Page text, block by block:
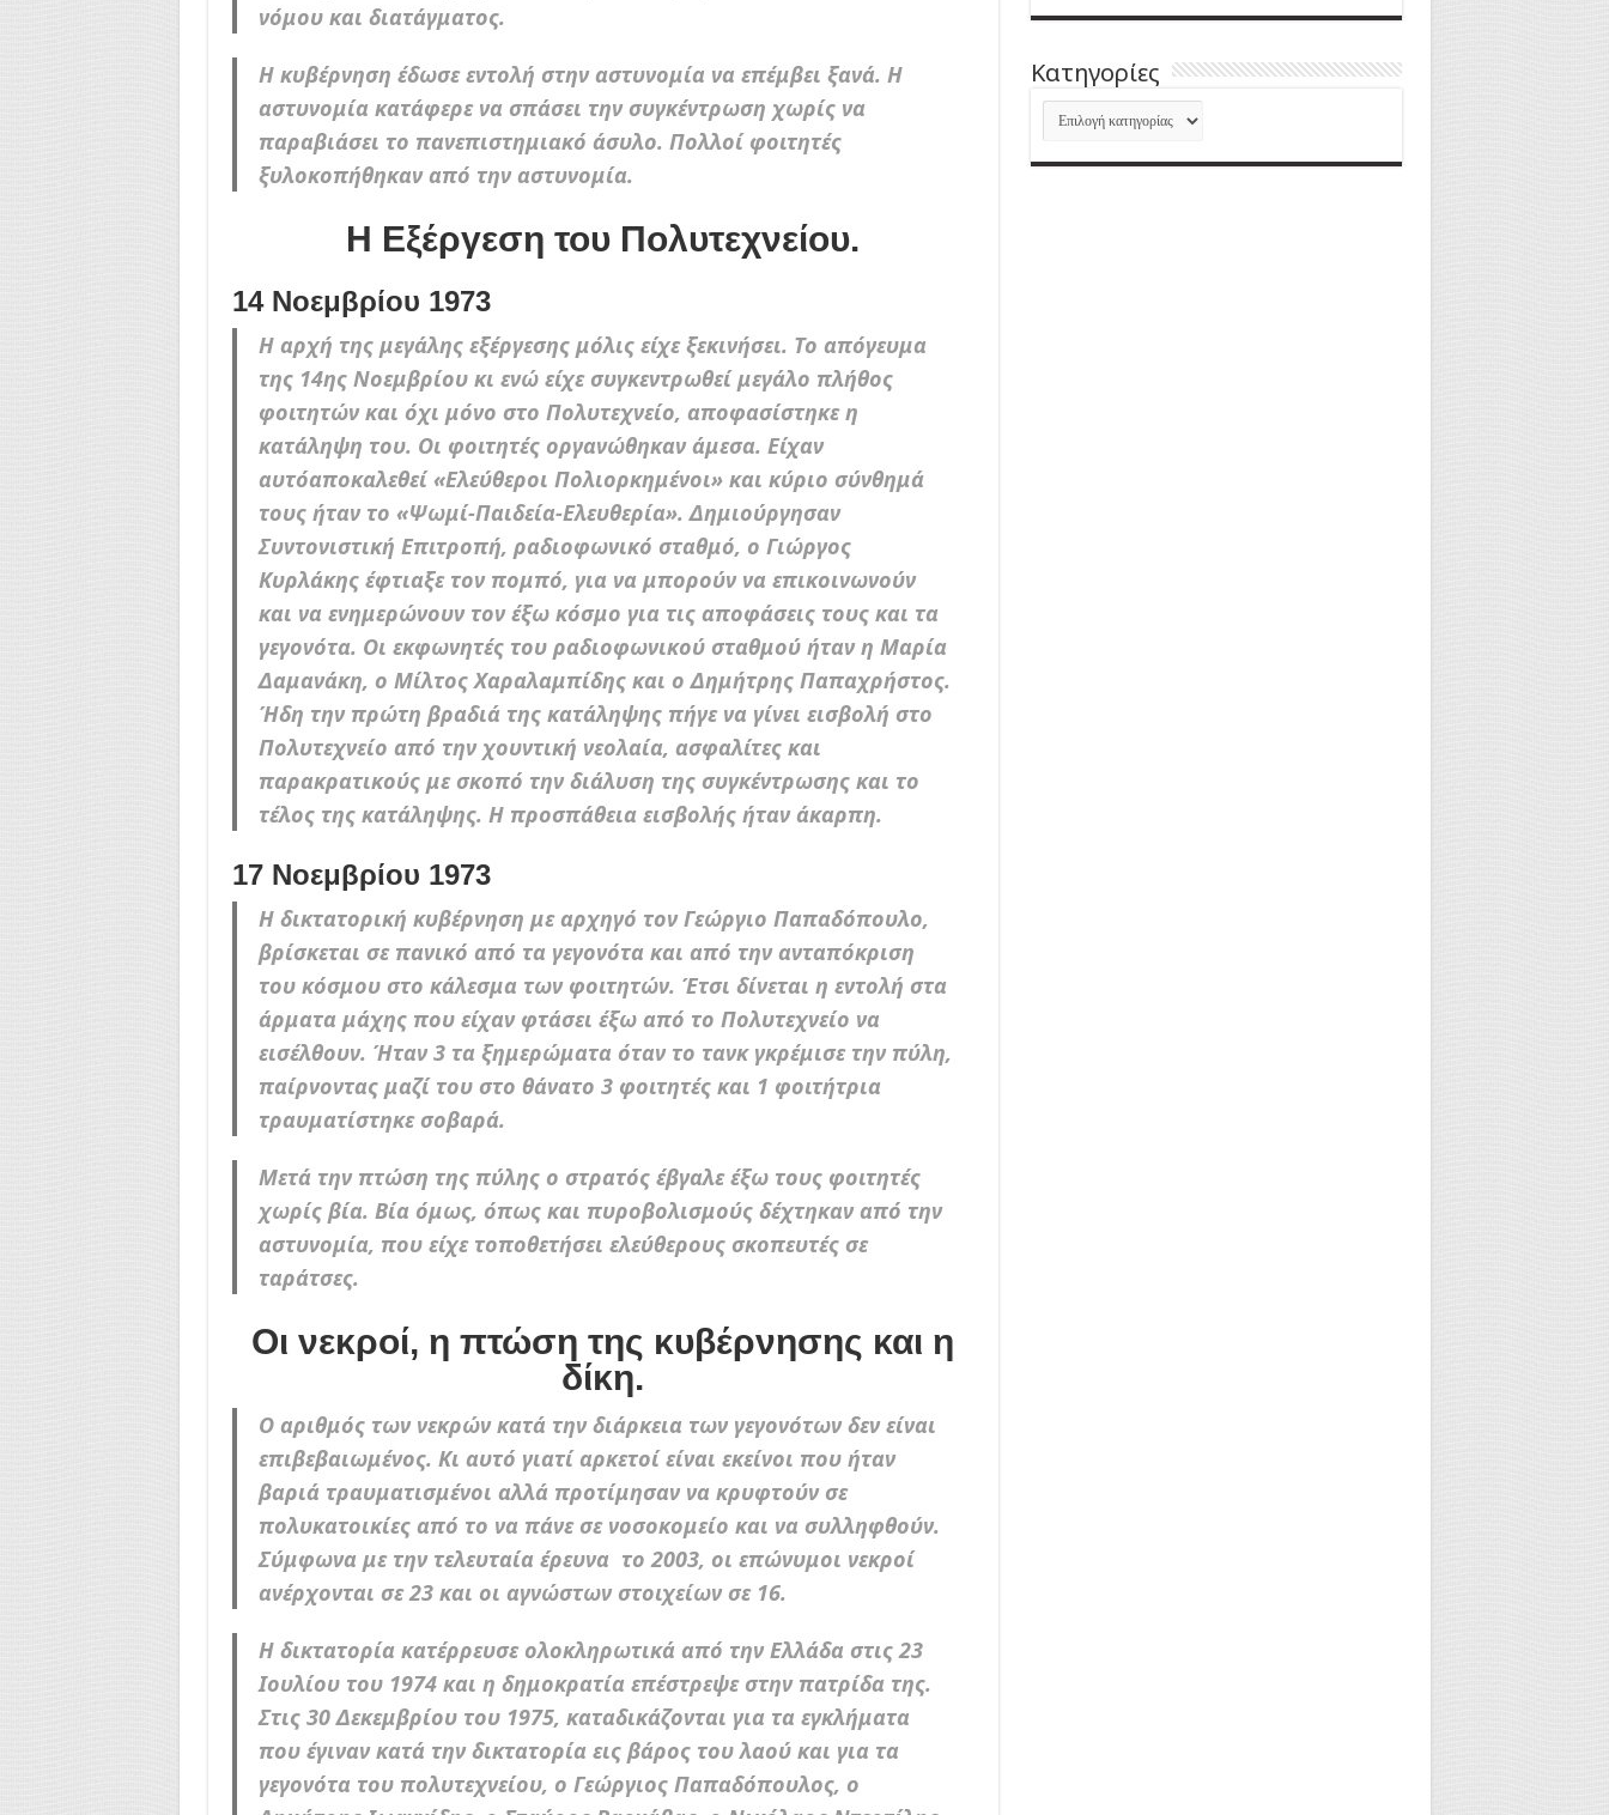
νόμου και διατάγματος.
Η κυβέρνηση έδωσε εντολή στην αστυνομία να επέμβει ξανά. Η
αστυνομία κατάφερε να σπάσει την συγκέντρωση χωρίς να
παραβιάσει το πανεπιστημιακό άσυλο. Πολλοί φοιτητές
ξυλοκοπήθηκαν από την αστυνομία.
Η Εξέργεση του Πολυτεχνείου.
14 Νοεμβρίου 1973
Η αρχή της μεγάλης εξέργεσης μόλις είχε ξεκινήσει. Το απόγευμα
της 14ης Νοεμβρίου κι ενώ είχε συγκεντρωθεί μεγάλο πλήθος
φοιτητών και όχι μόνο στο Πολυτεχνείο, αποφασίστηκε η
κατάληψη του. Οι φοιτητές οργανώθηκαν άμεσα. Είχαν
αυτόαποκαλεθεί «Ελεύθεροι Πολιορκημένοι» και κύριο σύνθημά
τους ήταν το «Ψωμί-Παιδεία-Ελευθερία». Δημιούργησαν
Συντονιστική Επιτροπή, ραδιοφωνικό σταθμό, ο Γιώργος
Κυρλάκης έφτιαξε τον πομπό, για να μπορούν να επικοινωνούν
και να ενημερώνουν τον έξω κόσμο για τις αποφάσεις τους και τα
γεγονότα. Οι εκφωνητές του ραδιοφωνικού σταθμού ήταν η Μαρία
Δαμανάκη, ο Μίλτος Χαραλαμπίδης και ο Δημήτρης Παπαχρήστος.
Ήδη την πρώτη βραδιά της κατάληψης πήγε να γίνει εισβολή στο
Πολυτεχνείο από την χουντική νεολαία, ασφαλίτες και
παρακρατικούς με σκοπό την διάλυση της συγκέντρωσης και το
τέλος της κατάληψης. Η προσπάθεια εισβολής ήταν άκαρπη.
17 Νοεμβρίου 1973
Η δικτατορική κυβέρνηση με αρχηγό τον Γεώργιο Παπαδόπουλο,
βρίσκεται σε πανικό από τα γεγονότα και από την ανταπόκριση
του κόσμου στο κάλεσμα των φοιτητών. Έτσι δίνεται η εντολή στα
άρματα μάχης που είχαν φτάσει έξω από το Πολυτεχνείο να
εισέλθουν. Ήταν 3 τα ξημερώματα όταν το τανκ γκρέμισε την πύλη,
παίρνοντας μαζί του στο θάνατο 3 φοιτητές και 1 φοιτήτρια
τραυματίστηκε σοβαρά.
Μετά την πτώση της πύλης ο στρατός έβγαλε έξω τους φοιτητές
χωρίς βία. Βία όμως, όπως και πυροβολισμούς δέχτηκαν από την
αστυνομία, που είχε τοποθετήσει ελεύθερους σκοπευτές σε
ταράτσες.
Οι νεκροί, η πτώση της κυβέρνησης και η
δίκη.
Ο αριθμός των νεκρών κατά την διάρκεια των γεγονότων δεν είναι
επιβεβαιωμένος. Κι αυτό γιατί αρκετοί είναι εκείνοι που ήταν
βαριά τραυματισμένοι αλλά προτίμησαν να κρυφτούν σε
πολυκατοικίες από το να πάνε σε νοσοκομείο και να συλληφθούν.
Σύμφωνα με την τελευταία έρευνα το 2003, οι επώνυμοι νεκροί
ανέρχονται σε 23 και οι αγνώστων στοιχείων σε 16.
Η δικτατορία κατέρρευσε ολοκληρωτικά από την Ελλάδα στις 23
Ιουλίου του 1974 και η δημοκρατία επέστρεψε στην πατρίδα της.
Στις 30 Δεκεμβρίου του 1975, καταδικάζονται για τα εγκλήματα
που έγιναν κατά την δικτατορία εις βάρος του λαού και για τα
γεγονότα του πολυτεχνείου, ο Γεώργιος Παπαδόπουλος, ο
Kατηγορίες
Kατηγορίες